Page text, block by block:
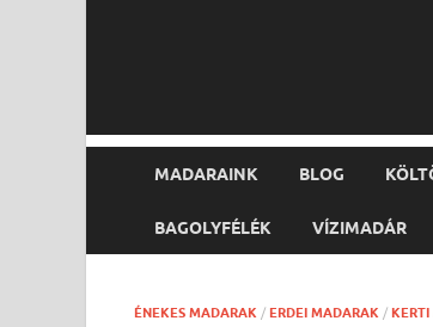
MADARAINK BLOG
BAGOLYFÉLÉK VÍZIMADÁR
ÉNEKES MADARAK / ERDEI MADARAK /